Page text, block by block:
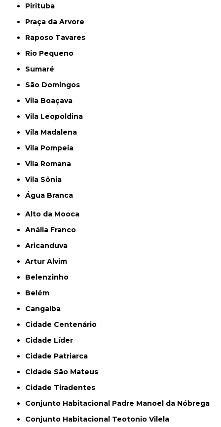
Pirituba
Praça da Arvore
Raposo Tavares
Rio Pequeno
Sumaré
São Domingos
Vila Boaçava
Vila Leopoldina
Vila Madalena
Vila Pompeia
Vila Romana
Vila Sônia
Água Branca
Alto da Mooca
Anália Franco
Aricanduva
Artur Alvim
Belenzinho
Belém
Cangaíba
Cidade Centenário
Cidade Líder
Cidade Patriarca
Cidade São Mateus
Cidade Tiradentes
Conjunto Habitacional Padre Manoel da Nóbrega
Conjunto Habitacional Teotonio Vilela